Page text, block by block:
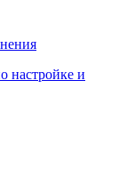
настройке и